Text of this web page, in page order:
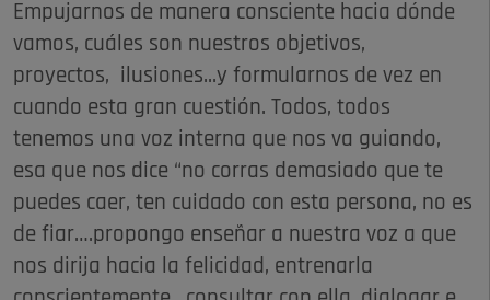
Empujarnos de manera consciente hacia dónde
vamos, cuáles son nuestros objetivos,
proyectos, ilusiones...y formularnos de vez en
cuando esta gran cuestión. Todos, todos
tenemos una voz interna que nos va guiando,
esa que nos dice “no corras demasiado que te
puedes caer, ten cuidado con esta persona, no es
de fiar….propongo enseñar a nuestra voz a que
nos dirija hacia la felicidad, entrenarla